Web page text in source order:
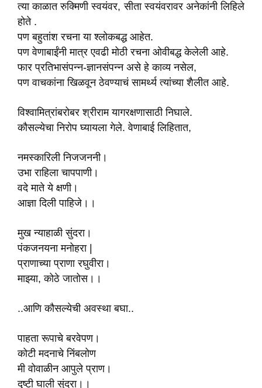
त्या काळात रुक्मिणी स्वयंवर, सीता स्वयंवरावर अनेकांनी लिहिले
होते .
पण बहुतांश रचना या श्लोकबद्ध आहेत.
पण वेणाबाईंनी मात्र एवढी मोठी रचना ओवीबद्ध केलेली आहे.
फार प्रतिभासंपन्न-ज्ञानसंपन्न असे हे काव्य नसेल,
पण वाचकांना खिळवून ठेवण्याचं सामर्थ्य त्यांच्या शैलीत आहे.
विश्वामित्रांबरोबर श्रीराम यागरक्षणासाठी निघाले.
कौसल्येचा निरोप घ्यायला गेले. वेणाबाई लिहितात,
नमस्कारिली निजजननी।
उभा राहिला चापपाणी।
वदे माते ये क्षणी।
आज्ञा दिली पाहिजे।।
मुख न्याहाळी सुंदरा।
पंकजनयना मनोहरा |
प्राणाच्या प्राणा रघुवीरा।
माझ्या, कोठे जातोस।।
..आणि कौसल्येची अवस्था बघा..
पाहता रूपाचे बरवेपण।
कोटी मदनाचे निंबलोण
मी वोवाळीन आपुले प्राण।
दृष्टी घाली सुंदरा।।